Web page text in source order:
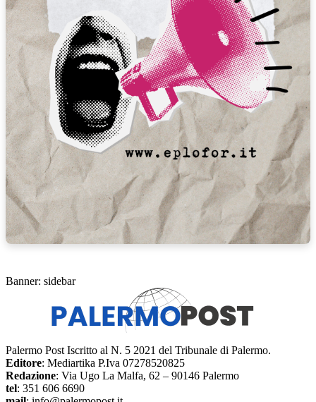
Banner: sidebar
Palermo Post Iscritto al N. 5 2021 del Tribunale di Palermo.
Editore: Mediartika P.Iva 07278520825
Redazione: Via Ugo La Malfa, 62 – 90146 Palermo
tel: 351 606 6690